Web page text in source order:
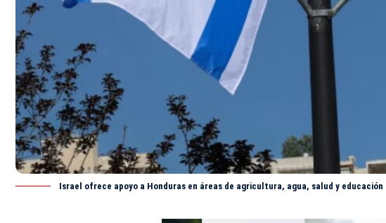
Israel ofrece apoyo a Honduras en áreas de agricultura, agua, salud y educación